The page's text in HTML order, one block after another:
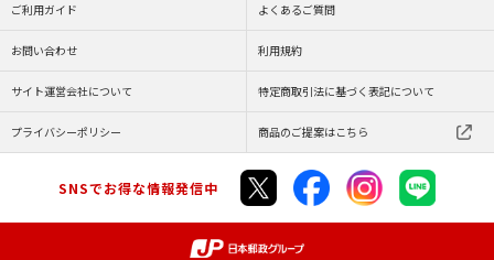
ご利用ガイド よくあるご質問
お問い合わせ 利用規約
サイト運営会社について 特定商取引法に基づく表記について
プライバシーポリシー 商品のご提案はこちら
SNSでお得な情報発信中